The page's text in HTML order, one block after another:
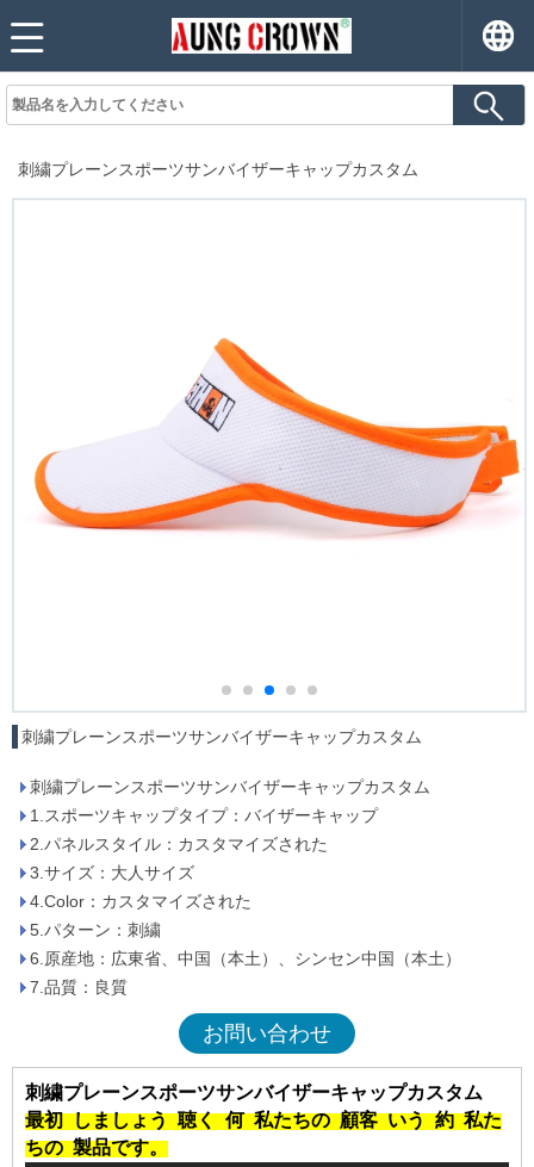
刺繍プレーンスポーツサンバイザーキャップカスタム
刺繍プレーンスポーツサンバイザーキャップカスタム
刺繍プレーンスポーツサンバイザーキャップカスタム
1.スポーツキャップタイプ：バイザーキャップ
2.パネルスタイル：カスタマイズされた
3.サイズ：大人サイズ
4.Color：カスタマイズされた
5.パターン：刺繍
6.原産地：広東省、中国（本土）、シンセン中国（本土）
7.品質：良質
お問い合わせ
刺繍プレーンスポーツサンバイザーキャップカスタム
最初しましょう聴く何私たちの顧客いう約私た
ちの製品です。